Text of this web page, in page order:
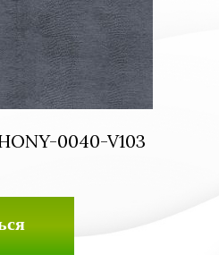
0040-V103